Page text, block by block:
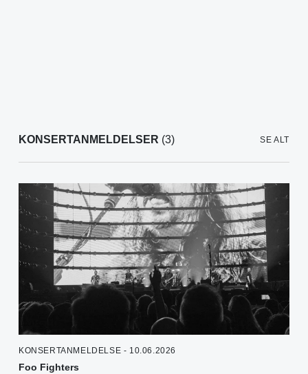
KONSERTANMELDELSER (3) SE ALT
KONSERTANMELDELSE - 10.06.2026
Foo Fighters